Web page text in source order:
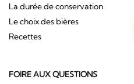
La durée de conservation
Le choix des bières
Recettes
FOIRE AUX QUESTIONS